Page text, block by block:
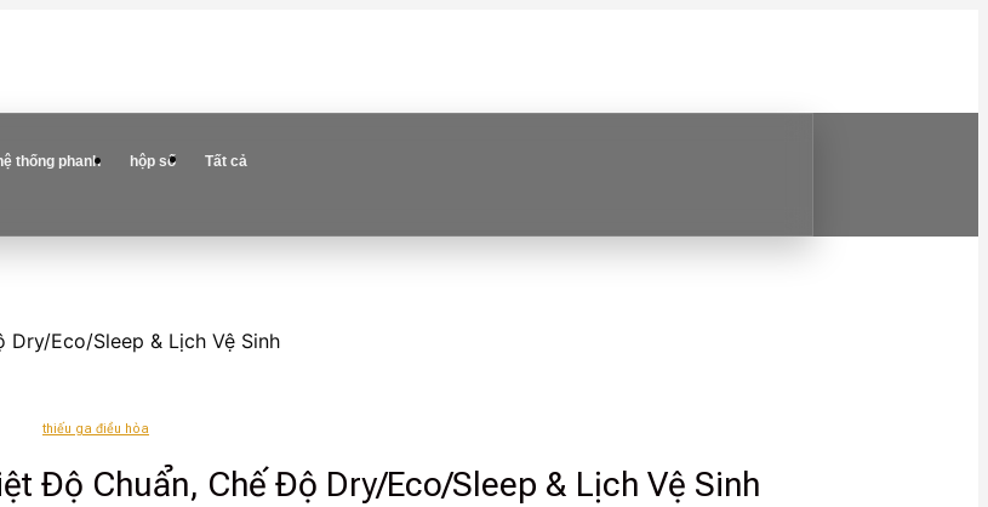
thống phanh hộp số Tất cả
Eco/Sleep & Lịch Vệ Sinh
thiếu ga điều hòa
Độ Chuẩn, Chế Độ Dry/Eco/Sleep & Lịch Vệ Sinh